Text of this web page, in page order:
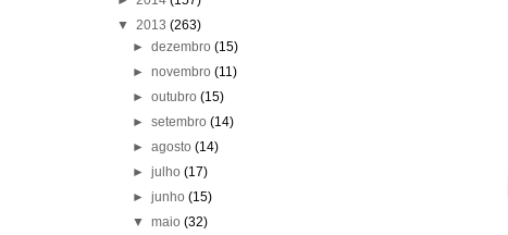
▼ 2013 (263)
►dezembro(15)
►novembro(11)
►outubro(15)
►setembro(14)
►agosto(14)
►julho(17)
►junho(15)
▼maio(32)